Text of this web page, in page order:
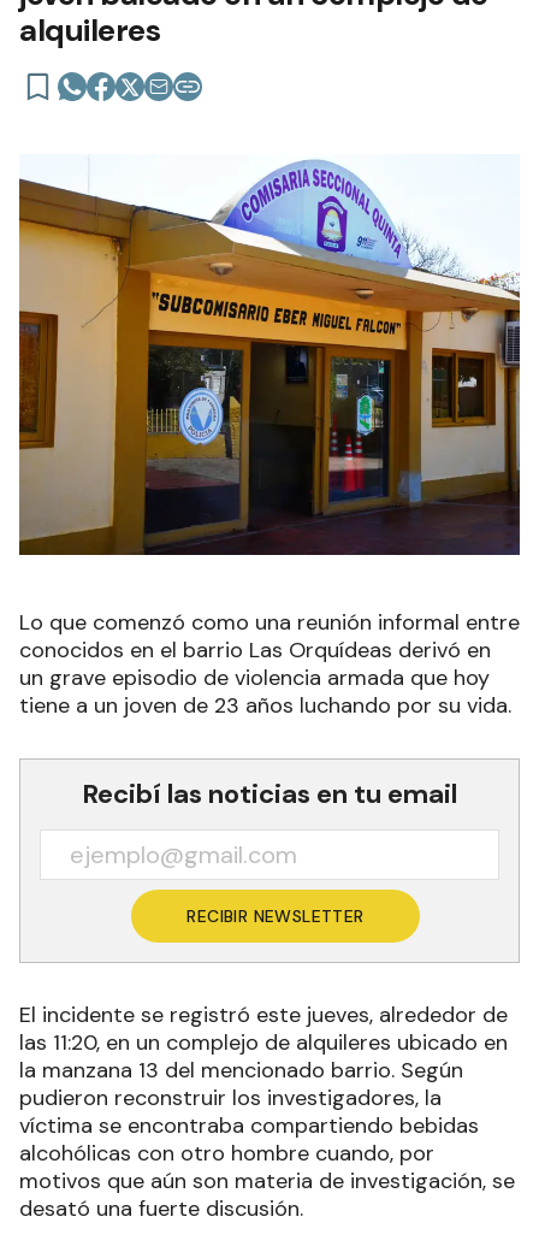
alquileres
Lo que comenzó como una reunión informal entre
conocidos en el barrio Las Orquídeas derivó en
un grave episodio de violencia armada que hoy
tiene a un joven de 23 años luchando por su vida.
Recibí las noticias en tu email
RECIBIR NEWSLETTER
El incidente se registró este jueves, alrededor de
las 11:20, en un complejo de alquileres ubicado en
la manzana 13 del mencionado barrio. Según
pudieron reconstruir los investigadores, la
víctima se encontraba compartiendo bebidas
alcohólicas con otro hombre cuando, por
motivos que aún son materia de investigación, se
desató una fuerte discusión.